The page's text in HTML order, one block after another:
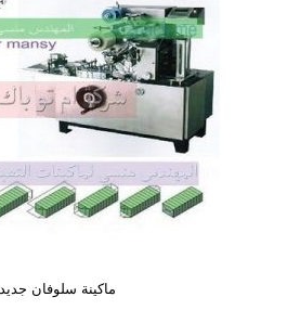
ماكينة سلوفان جديد